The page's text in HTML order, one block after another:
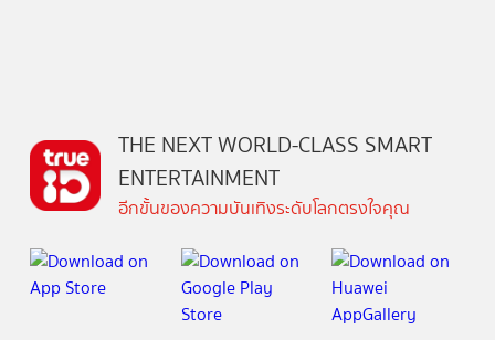
THE NEXT WORLD-CLASS SMART
ENTERTAINMENT
อีกขั้นของความบันเทิงระดับโลกตรงใจคุณ